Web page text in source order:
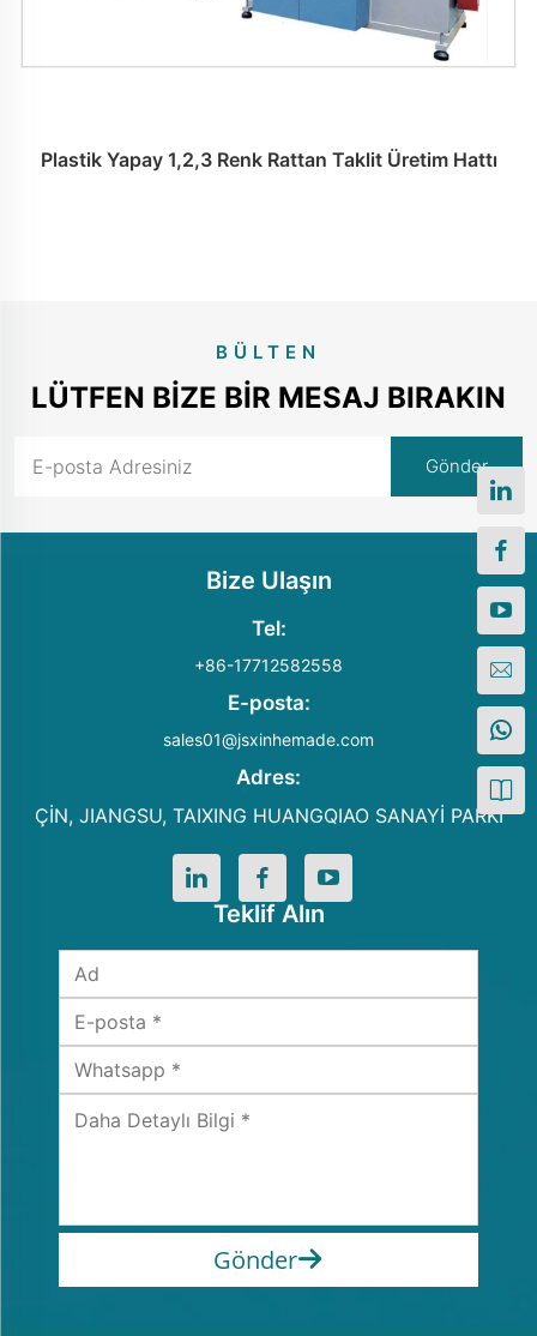
Plastik Yapay 1,2,3 Renk Rattan Taklit Üretim Hattı
BÜLTEN
LÜTFEN BIZE BIR MESAJ BIRAKIN
Bize Ulaşın
Tel:
+86-17712582558
E-posta:
sales01@jsxinhemade.com
Adres:
ÇİN, JIANGSU, TAIXING HUANGQIAO SANAYİ PARKI
Teklif Alın
Gönder